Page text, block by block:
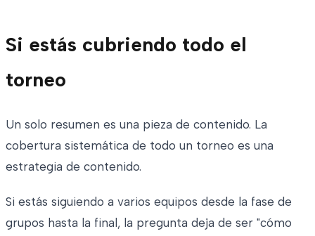
Si estás cubriendo todo el
torneo
Un solo resumen es una pieza de contenido. La
cobertura sistemática de todo un torneo es una
estrategia de contenido.
Si estás siguiendo a varios equipos desde la fase de
grupos hasta la final, la pregunta deja de ser "cómo